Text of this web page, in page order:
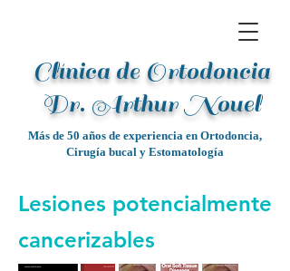
Clínica de Ortodoncia
Dr. Arthur Nouel
Más de 50 años de experiencia en Ortodoncia,
Cirugía bucal y Estomatología
Lesiones potencialmente
cancerizables